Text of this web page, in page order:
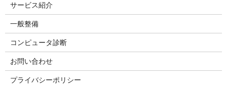
サービス紹介
一般整備
コンピュータ診断
お問い合わせ
プライバシーポリシー